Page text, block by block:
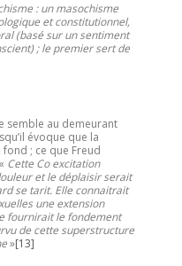
: un masochisme
et constitutionnel,
(basé sur un sentiment
; le premier sert de
semble au demeurant
évoque que la
; ce que Freud
Cette Co excitation
et le déplaisir serait
se tarit. Elle connaitrait
une extension
fournirait le fondement
de cette superstructure
»[13]